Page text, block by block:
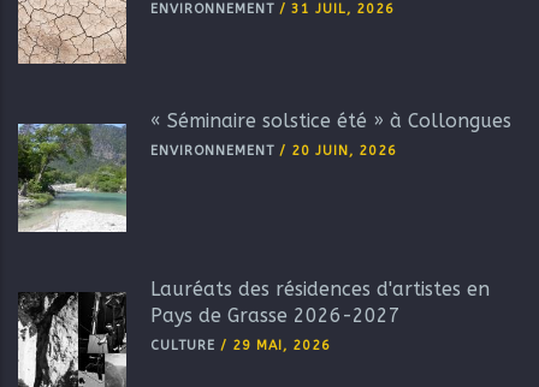
ENVIRONNEMENT / 31 JUIL, 2026
« Séminaire solstice été » à Collongues
ENVIRONNEMENT / 20 JUIN, 2026
Lauréats des résidences d'artistes en
Pays de Grasse 2026-2027
CULTURE / 29 MAI, 2026